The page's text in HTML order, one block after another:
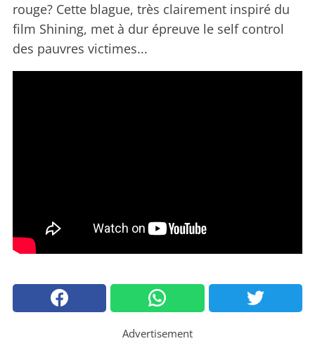
rouge? Cette blague, très clairement inspiré du
film Shining, met à dur épreuve le self control
des pauvres victimes...
Advertisement